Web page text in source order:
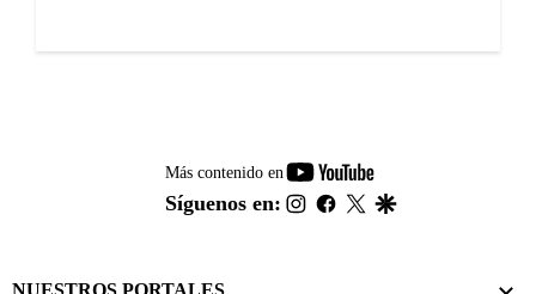
Más contenido en
youtube-
footer
Síguenos en: instagram
facebook
twitter